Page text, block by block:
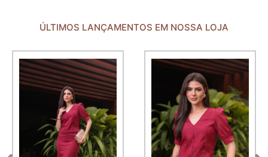
ÚLTIMOS LANÇAMENTOS EM NOSSA LOJA